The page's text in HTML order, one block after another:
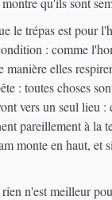
le trépas est pour
: comme
manière elles
: toutes choses
vers un seul lieu :
pareillement à la
monte en haut, et
n'est meilleur